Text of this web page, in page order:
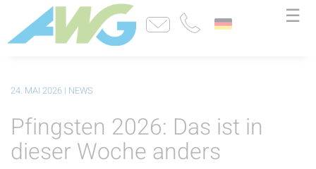
☰
24. MAI 2026 | NEWS
Pfingsten 2026: Das ist in
dieser Woche anders